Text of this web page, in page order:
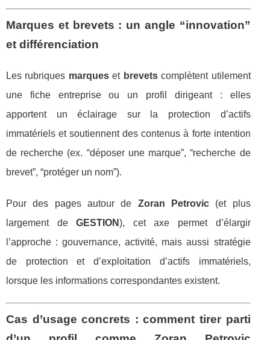
Marques et brevets : un angle “innovation”
et différenciation
Les rubriques marqueset brevetscomplètent utilement
une fiche entreprise ou un profil dirigeant : elles
apportent un éclairage sur la protection d’actifs
immatériels et soutiennent des contenus à forte intention
de recherche (ex. “déposer une marque”, “recherche de
brevet”, “protéger un nom”).
Pour des pages autour de Zoran Petrovic(et plus
largement deGESTION), cet axe permet d’élargir
l’approche : gouvernance, activité, mais aussi stratégie
de protection et d’exploitation d’actifs immatériels,
lorsque les informations correspondantes existent.
Cas d’usage concrets : comment tirer parti